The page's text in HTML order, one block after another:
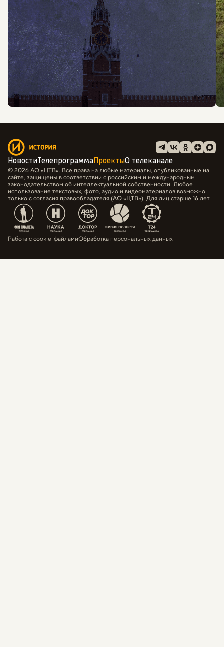
НовостиТелепрограммаПроектыО телеканале
© 2026 АО «ЦТВ». Все права на любые материалы, опубликованные на
сайте, защищены в соответствии с российским и международным
законодательством об интеллектуальной собственности. Любое
использование текстовых, фото, аудио и видеоматериалов возможно
только с согласия правообладателя (АО «ЦТВ»). Для лиц старше 16 лет.
Работа с cookie-файламиОбработка персональных данных